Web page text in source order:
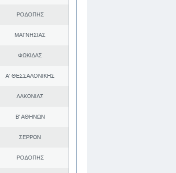
ΡΟΔΟΠΗΣ
ΜΑΓΝΗΣΙΑΣ
ΦΩΚΙΔΑΣ
Α' ΘΕΣΣΑΛΟΝΙΚΗΣ
ΛΑΚΩΝΙΑΣ
Β' ΑΘΗΝΩΝ
ΣΕΡΡΩΝ
ΡΟΔΟΠΗΣ